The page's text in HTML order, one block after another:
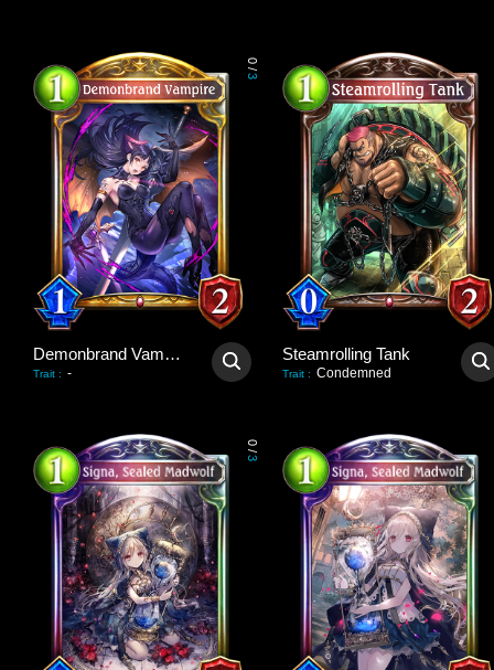
0
/
3
Demonbrand Vampire
Trait : -
Steamrolling Tank
Trait : Condemned
0
/
3